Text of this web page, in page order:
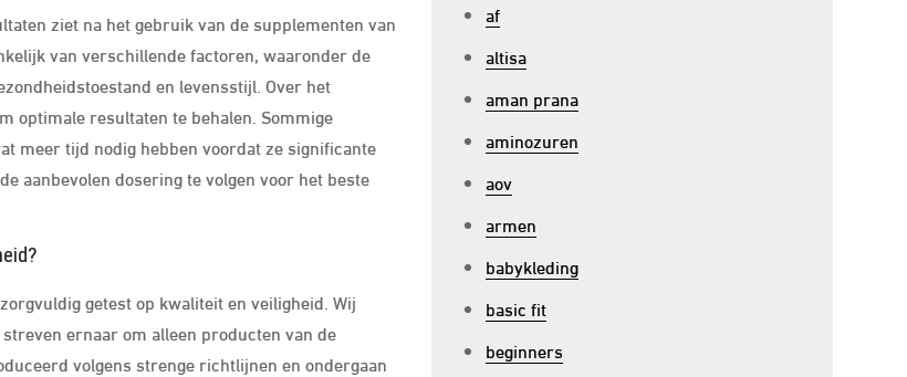
ziet na het gebruik van de supplementen van
van verschillende factoren, waaronder de
en levensstijl. Over het
optimale resultaten te behalen. Sommige
meer tijd nodig hebben voordat ze significante
aanbevolen dosering te volgen voor het beste
getest op kwaliteit en veiligheid. Wij
ernaar om alleen producten van de
volgens strenge richtlijnen en ondergaan
af
altisa
aman prana
aminozuren
aov
armen
babykleding
basic fit
beginners